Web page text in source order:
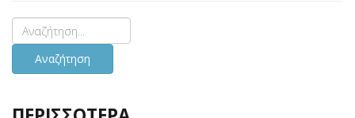
Αναζήτηση